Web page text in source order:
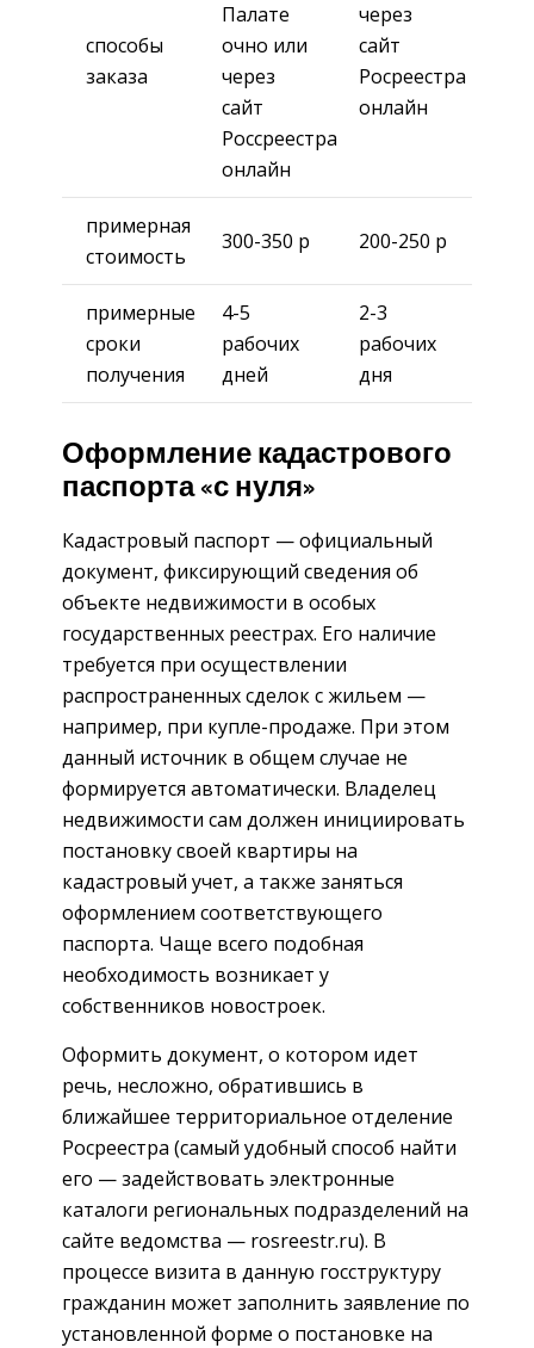
способы
заказа
Палате
очно или
через
сайт
Россреестра
онлайн
через
сайт
Росреестра
онлайн
примерная
стоимость
300-350 р 200-250 р
примерные
сроки
получения
4-5
рабочих
дней
2-3
рабочих
дня
Оформление кадастрового
паспорта «с нуля»
Кадастровый паспорт — официальный
документ, фиксирующий сведения об
объекте недвижимости в особых
государственных реестрах. Его наличие
требуется при осуществлении
распространенных сделок с жильем —
например, при купле-продаже. При этом
данный источник в общем случае не
формируется автоматически. Владелец
недвижимости сам должен инициировать
постановку своей квартиры на
кадастровый учет, а также заняться
оформлением соответствующего
паспорта. Чаще всего подобная
необходимость возникает у
собственников новостроек.
Оформить документ, о котором идет
речь, несложно, обратившись в
ближайшее территориальное отделение
Росреестра (самый удобный способ найти
его — задействовать электронные
каталоги региональных подразделений на
сайте ведомства — rosreestr.ru). В
процессе визита в данную госструктуру
гражданин может заполнить заявление по
установленной форме о постановке на